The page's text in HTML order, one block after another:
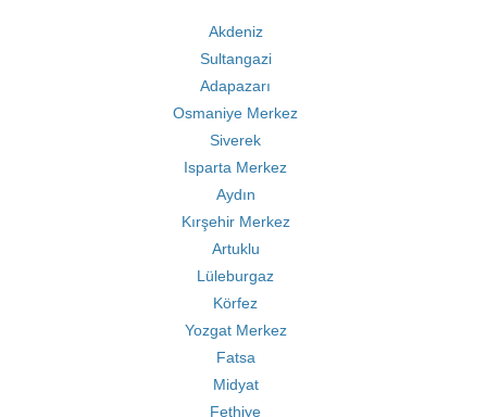
Akdeniz
Sultangazi
Adapazarı
Osmaniye Merkez
Siverek
Isparta Merkez
Aydın
Kırşehir Merkez
Artuklu
Lüleburgaz
Körfez
Yozgat Merkez
Fatsa
Midyat
Fethiye